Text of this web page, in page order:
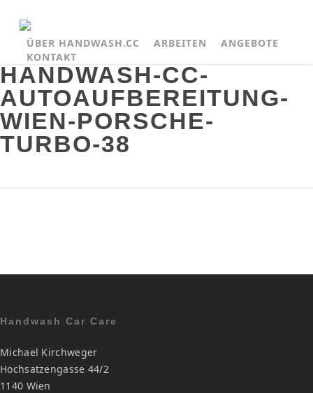
ÜBER HANDWASH.CC ARBEITEN
ANGEBOTE
KONTAKT
HANDWASH-CC-
AUTOAUFBEREITUNG-
WIEN-PORSCHE-
TURBO-38
Handwash Car Care
Michael Kirchweger
Hochsatzengasse 44/2
1140 Wien